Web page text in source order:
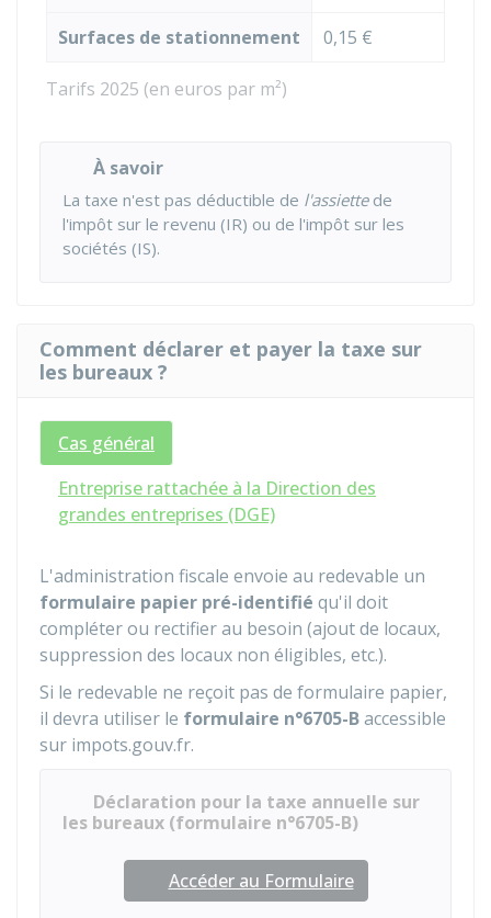
Tarifs 2025 (en euros par m²)
Surfaces de stationnement 0,15 €
À savoir
La taxe n'est pas déductible de l'assiettede
l'impôt sur le revenu (IR) ou de l'impôt sur les
sociétés (IS).
Comment déclarer et payer la taxe sur
les bureaux ?
Cas général
Entreprise rattachée à la Direction des
grandes entreprises (DGE)
L'administration fiscale envoie au redevable un
formulaire papier pré-identifié qu'il doit
compléter ou rectifier au besoin (ajout de locaux,
suppression des locaux non éligibles, etc.).
Si le redevable ne reçoit pas de formulaire papier,
il devra utiliser le formulaire n°6705-Baccessible
sur impots.gouv.fr.
Déclaration pour la taxe annuelle sur
les bureaux (formulaire n°6705-B)
Accéder au Formulaire